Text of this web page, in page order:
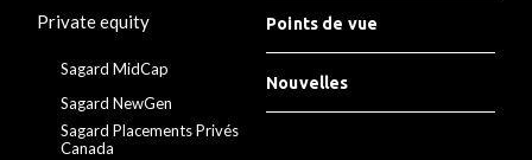
Private equity
Sagard MidCap
Sagard NewGen
Sagard Placements Privés
Canada
Points de vue
Nouvelles